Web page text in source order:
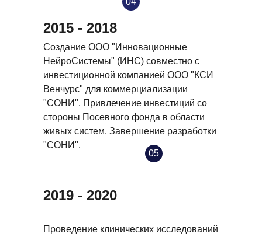
2015 - 2018
Создание ООО "Инновационные
НейроСистемы" (ИНС) совместно c
инвестиционной компанией ООО "КСИ
Венчурс" для коммерциализации
"СОНИ". Привлечение инвестиций со
стороны Посевного фонда в области
живых систем. Завершение разработки
"СОНИ".
05
2019 - 2020
Проведение клинических исследований